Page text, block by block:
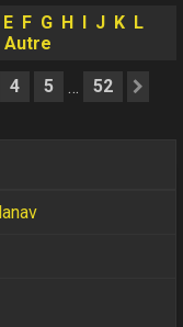
E F G H J K L
Autre
4 5 … 52